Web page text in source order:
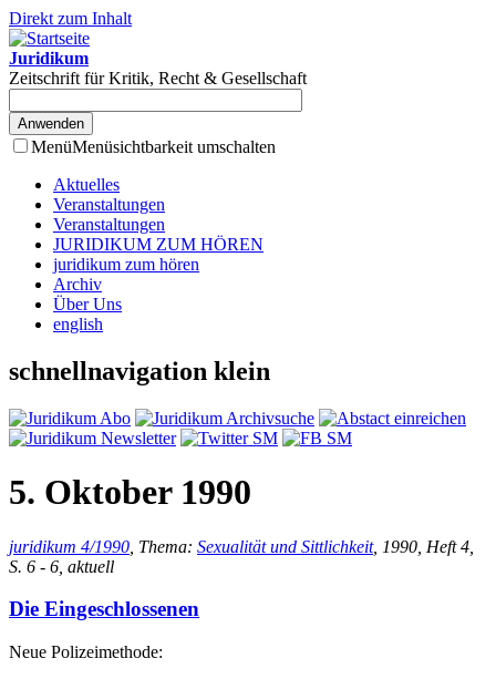
Direkt zum Inhalt
Juridikum
Zeitschrift für Kritik, Recht & Gesellschaft
MenüMenüsichtbarkeit umschalten
Aktuelles
Veranstaltungen
Veranstaltungen
JURIDIKUM ZUM HÖREN
juridikum zum hören
Archiv
Über Uns
english
schnellnavigation klein
5. Oktober 1990
juridikum 4/1990 , Thema: Sexualität und Sittlichkeit, 1990, Heft 4,
S. 6 - 6, aktuell
Die Eingeschlossenen
Neue Polizeimethode: